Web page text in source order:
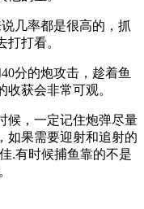
几率都是很高的，抓
打看。
分的炮攻击，趁着鱼
获会非常可观。
，一定记住炮弹尽量
如果需要迎射和追射的
.有时候捕鱼靠的不是